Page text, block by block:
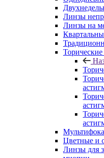
Линзы
Линзы на
Цветные и
Линзы для